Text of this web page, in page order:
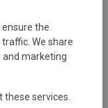
the
We share
marketing
services.